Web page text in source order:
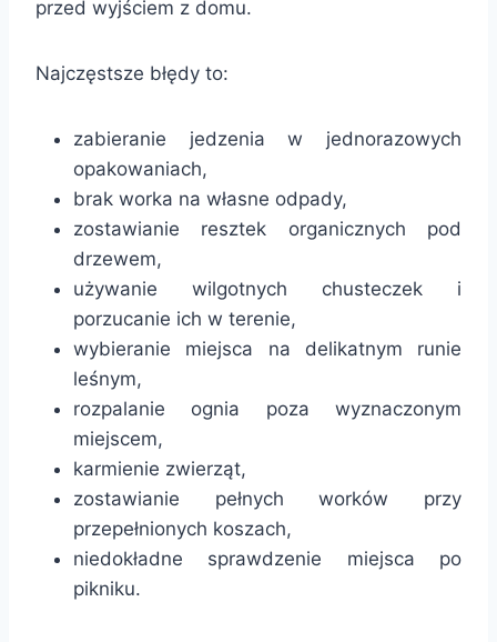
przed wyjściem z domu.
Najczęstsze błędy to:
zabieranie jedzenia w jednorazowych
opakowaniach,
brak worka na własne odpady,
zostawianie resztek organicznych pod
drzewem,
używanie wilgotnych chusteczek i
porzucanie ich w terenie,
wybieranie miejsca na delikatnym runie
leśnym,
rozpalanie ognia poza wyznaczonym
miejscem,
karmienie zwierząt,
zostawianie pełnych worków przy
przepełnionych koszach,
niedokładne sprawdzenie miejsca po
pikniku.